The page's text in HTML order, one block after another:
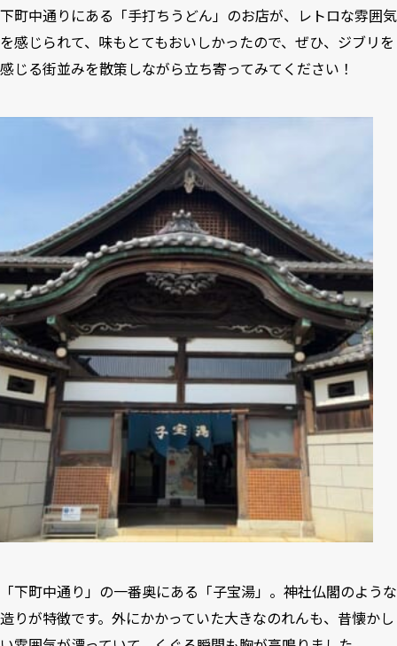
下町中通りにある「手打ちうどん」のお店が、レトロな雰囲気
を感じられて、味もとてもおいしかったので、ぜひ、ジブリを
感じる街並みを散策しながら立ち寄ってみてください！
「下町中通り」の一番奥にある「子宝湯」。神社仏閣のような
造りが特徴です。外にかかっていた大きなのれんも、昔懐かし